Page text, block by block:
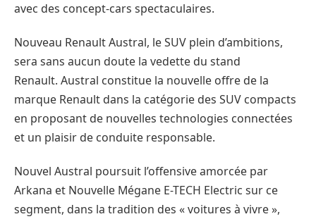
avec des concept-cars spectaculaires.
Nouveau Renault Austral, le SUV plein d’ambitions,
sera sans aucun doute la vedette du stand
Renault. Austral constitue la nouvelle offre de la
marque Renault dans la catégorie des SUV compacts
en proposant de nouvelles technologies connectées
et un plaisir de conduite responsable.
Nouvel Austral poursuit l’offensive amorcée par
Arkana et Nouvelle Mégane E-TECH Electric sur ce
segment, dans la tradition des « voitures à vivre »,